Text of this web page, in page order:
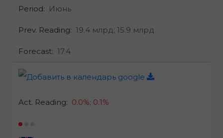
Period: Июнь
Prev. Reading: 19.4 млрд; 15.9 млрд
Forecast: 17.4
Act. Reading: 0.0%; 0.1%